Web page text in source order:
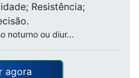
Resistência;
noturno ou diur...
agora